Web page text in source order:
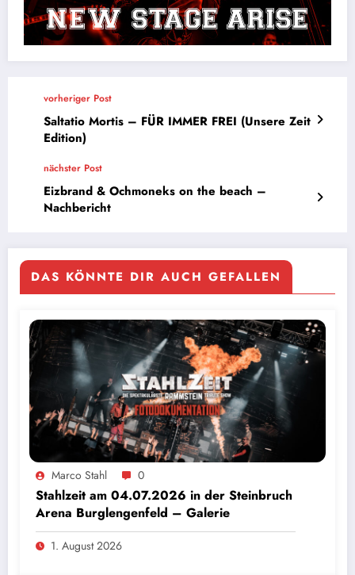
vorheriger Post
Saltatio Mortis – FÜR IMMER FREI (Unsere Zeit
Edition)
nächster Post
Eizbrand & Ochmoneks on the beach –
Nachbericht
DAS KÖNNTE DIR AUCH GEFALLEN
Marco Stahl 0
Stahlzeit am 04.07.2026 in der Steinbruch
Arena Burglengenfeld – Galerie
1. August 2026